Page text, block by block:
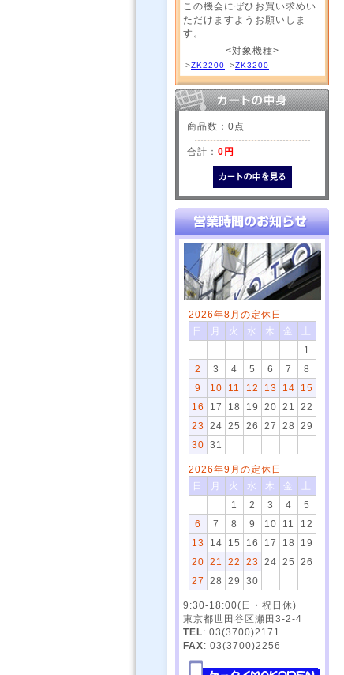
この機会にぜひお買い求めい
ただけますようお願いしま
す。
<対象機種>
>ZK2200 >ZK3200
商品数：0点
合計： 0円
2026年8月の定休日
日
月 火 水 木 金
土
1
2
3 4 5 6 7
8
9
10 11 12 13 14
15
16
17 18 19 20 21
22
23
24 25 26 27 28
29
30
31
2026年9月の定休日
日
月 火 水 木 金
土
1
2 3 4
5
6
7 8 9 10 11
12
13
14 15 16 17 18
19
20
21 22 23 24 25
26
27
28 29 30
9:30-18:00(日・祝日休)
東京都世田谷区瀬田3-2-4
TEL: 03(3700)2171
FAX: 03(3700)2256